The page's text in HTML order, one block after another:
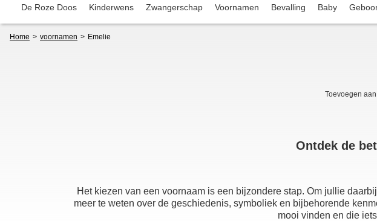
De Roze Doos Kinderwens Zwangerschap Voornamen Bevalling Baby
Home voornamen Emelie
Toevoegen
Ontdek de
Het kiezen van een voornaam is een bijzondere stap. Om jullie
meer te weten over de geschiedenis, symboliek en bijbehorende
mooi vinden en die